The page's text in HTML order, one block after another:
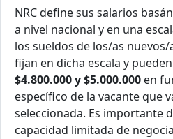
NRC define sus salarios
a nivel nacional y en una
los sueldos de los/as
fijan en dicha escala y
$4.800.000 y $5.000.000 en
específico de la vacante que
seleccionada. Es importante
capacidad limitada de